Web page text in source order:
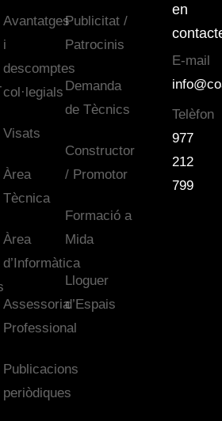
Avantatges
i
descomptes
col·legials
Visats
Àrea
Tècnica
Àrea
d’Informàtica
Assessoria
Professional
Publicacions
periòdiques
Publicitat /
Patrocinis
Demanda
de Tècnics
Constructor
/ Promotor
Formació a
Mida
Lloguer
d’Espais
en
E-mail
Telèfon
977
212
799